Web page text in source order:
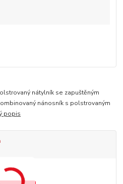
nátylník se zapuštěným
nánosník s polstrovaným
popis